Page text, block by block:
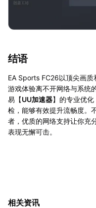
结语
EA Sports FC26以顶尖画
游戏体验离不开网络与系统
易【UU加速器】的专业优
检，能够有效提升流畅度。
者，优质的网络支持让你充
表现无懈可击。
相关资讯